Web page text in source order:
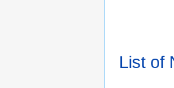
List of